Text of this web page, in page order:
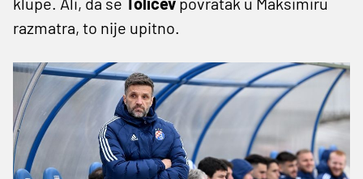
razmatra, to nije upitno.